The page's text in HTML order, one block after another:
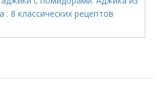
Аджика с хреном
Закуска без помидор